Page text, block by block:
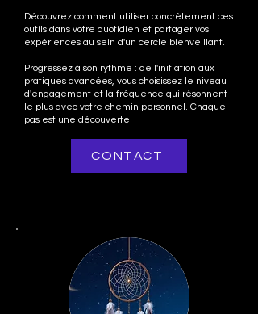
Découvrez comment utiliser concrètement ces
outils dans votre quotidien et partager vos
expériences au sein d'un cercle bienveillant.
Progressez à son rythme : de l'initiation aux
pratiques avancées, vous choisissez le niveau
d'engagement et la fréquence qui résonnent
le plus avec votre chemin personnel. Chaque
pas est une découverte.
CONTACT